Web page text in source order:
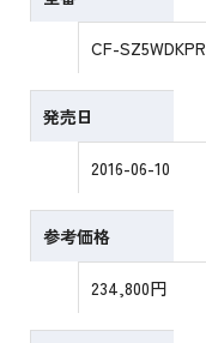
CF-SZ5WDKPR
発売日
2016-06-10
参考価格
234,800円